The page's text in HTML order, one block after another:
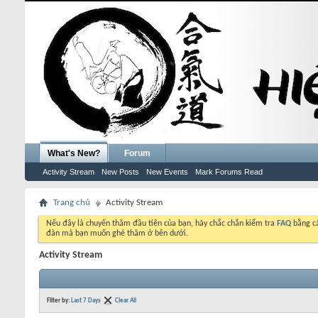
What's New?
Activity Stream New Posts New Events Mark Forums Read
Forum
Trang chủ Activity Stream
Nếu đây là chuyến thăm đầu tiên của bạn, hãy chắc chắn kiểm tra FAQ bằng
đàn mà bạn muốn ghé thăm ở bên dưới.
Activity Stream
Filter by: Last 7 Days Clear All